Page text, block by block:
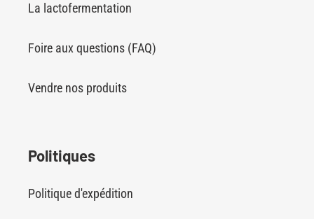
La lactofermentation
Foire aux questions (FAQ)
Vendre nos produits
Politiques
Politique d'expédition